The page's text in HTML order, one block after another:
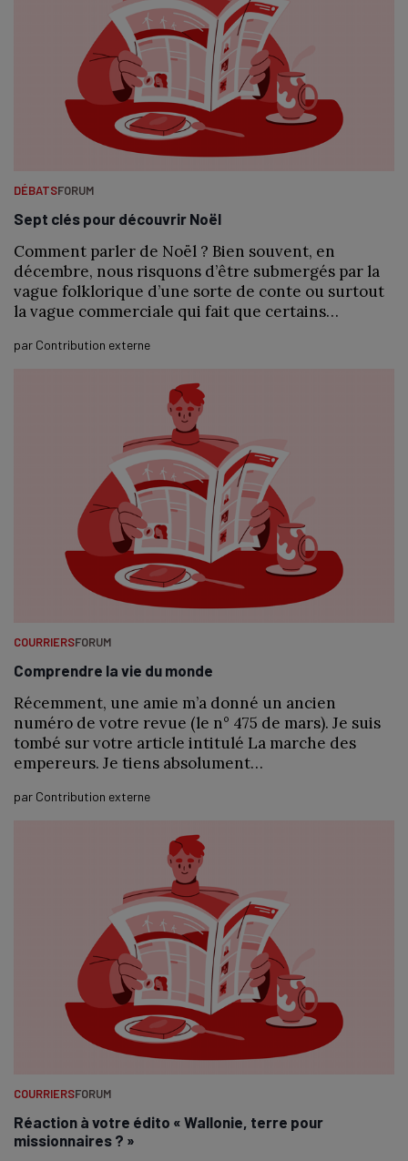
DÉBATSFORUM
Sept clés pour découvrir Noël
Comment parler de Noël ? Bien souvent, en
décembre, nous risquons d’être submergés par la
vague folklorique d’une sorte de conte ou surtout
la vague commerciale qui fait que certains…
par Contribution externe
COURRIERSFORUM
Comprendre la vie du monde
Récemment, une amie m’a donné un ancien
numéro de votre revue (le n° 475 de mars). Je suis
tombé sur votre article intitulé La marche des
empereurs. Je tiens absolument…
par Contribution externe
COURRIERSFORUM
Réaction à votre édito « Wallonie, terre pour
missionnaires ? »